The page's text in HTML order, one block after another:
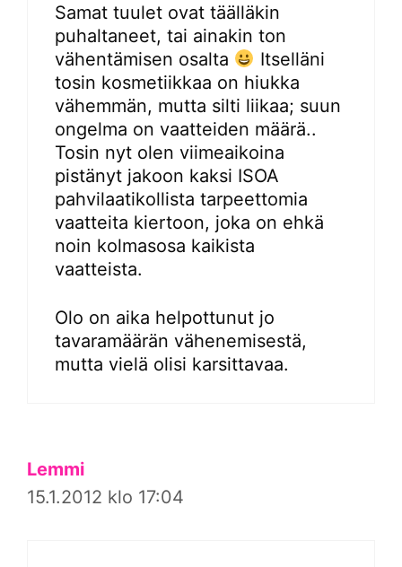
Samat tuulet ovat täälläkin
puhaltaneet, tai ainakin ton
vähentämisen osalta
Itselläni
tosin kosmetiikkaa on hiukka
vähemmän, mutta silti liikaa; suun
ongelma on vaatteiden määrä..
Tosin nyt olen viimeaikoina
pistänyt jakoon kaksi ISOA
pahvilaatikollista tarpeettomia
vaatteita kiertoon, joka on ehkä
noin kolmasosa kaikista
vaatteista.
Olo on aika helpottunut jo
tavaramäärän vähenemisestä,
mutta vielä olisi karsittavaa.
Lemmi
15.1.2012 klo 17:04